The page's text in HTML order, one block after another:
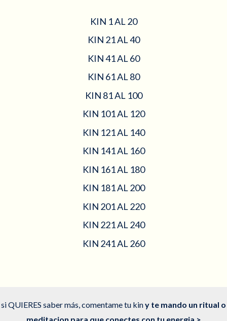
KIN 1 AL 20
KIN 21 AL 40
KIN 41 AL 60
KIN 61 AL 80
KIN 81 AL 100
KIN 101 AL 120
KIN 121 AL 140
KIN 141 AL 160
KIN 161 AL 180
KIN 181 AL 200
KIN 201 AL 220
KIN 221 AL 240
KIN 241 AL 260
si QUIERES saber más, comentame tu kiny te mando un ritual o
meditacion para que conectes con tu energia >